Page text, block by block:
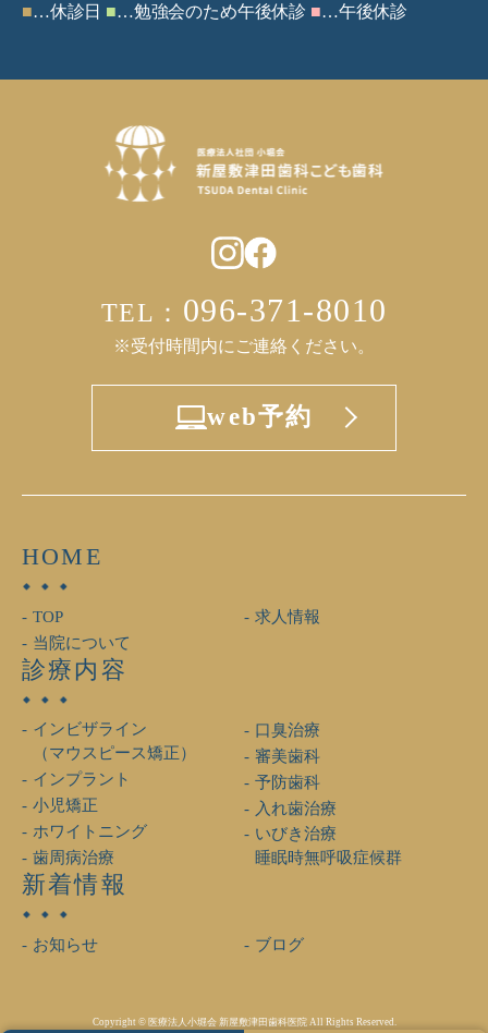
■…休診日 ■…勉強会のため午後休診 ■…午後休診
TEL： 096-371-8010
※受付時間内にご連絡ください。
web予約
HOME
TOP
求人情報
当院について
診療内容
インビザライン
（マウスピース矯正）
インプラント
小児矯正
ホワイトニング
歯周病治療
口臭治療
審美歯科
予防歯科
入れ歯治療
いびき治療
睡眠時無呼吸症候群
新着情報
お知らせ ブログ
Copyright © 医療法人小堀会 新屋敷津田歯科医院 All Rights Reserved.